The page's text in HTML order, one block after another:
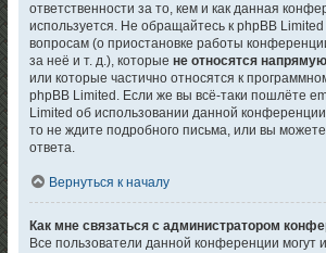
ответственности за то, кем и как данная
используется. Не обращайтесь к phpBB
вопросам (о приостановке работы
за неё и т. д.), которыене относятся напрямую
или которые частично относятся к
phpBB Limited. Если же вы всё-таки пошлёте
Limited об использовании данной
то не ждите подробного письма, или вы
ответа.
Вернуться к началу
Как мне связаться с администратором
Все пользователи данной конференции могут